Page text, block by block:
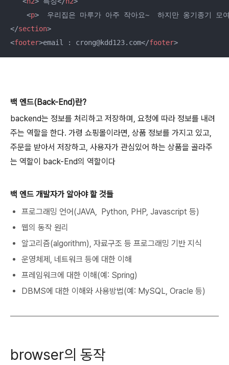
<p>
우리집은 마루가 아주 작아요~  하지만 옹기종기 모
</section>
<footer>email : crong@kdd123.com</footer>
백 엔드(Back-End)란?
backend는 정보를 처리하고 저장하며, 요청에 따라 정보를 내려
주는 역할을 한다. 가령 쇼핑몰이라면, 상품 정보를 가지고 있고,
주문을 받아서 저장하고, 사용자가 관심있어 하는 상품을 골라주
는 역할이 back-End의 역할이다
백 엔드 개발자가 알아야 할 것들
프로그래밍 언어(JAVA, Python, PHP, Javascript 등)
웹의 동작 원리
알고리즘(algorithm), 자료구조 등 프로그래밍 기반 지식
운영체제, 네트워크 등에 대한 이해
프레임워크에 대한 이해(예: Spring)
DBMS에 대한 이해와 사용방법(예: MySQL, Oracle 등)
browser의 동작